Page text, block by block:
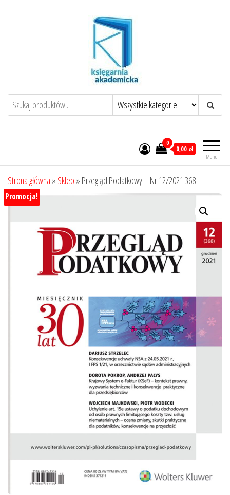
Menu
0
0,00 zł
Strona główna » Sklep » Przegląd Podatkowy – Nr 12/2021 368
Promocja!